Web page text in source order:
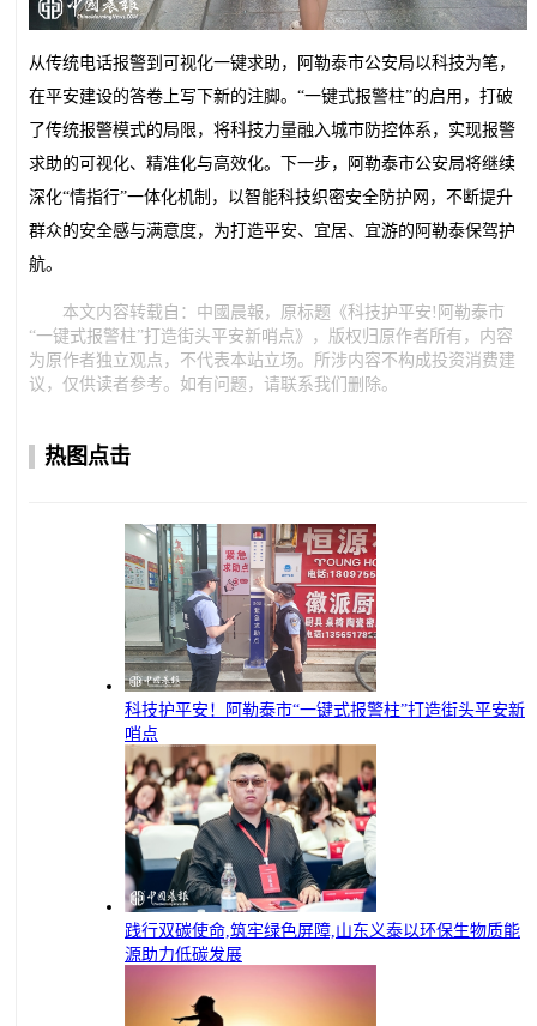
从传统电话报警到可视化一键求助，阿勒泰市公安局以科技为笔，
在平安建设的答卷上写下新的注脚。“一键式报警柱”的启用，打破
了传统报警模式的局限，将科技力量融入城市防控体系，实现报警
求助的可视化、精准化与高效化。下一步，阿勒泰市公安局将继续
深化“情指行”一体化机制，以智能科技织密安全防护网，不断提升
群众的安全感与满意度，为打造平安、宜居、宜游的阿勒泰保驾护
航。
本文内容转载自：中國晨報，原标题《科技护平安!阿勒泰市
“一键式报警柱”打造街头平安新哨点》，版权归原作者所有，内容
为原作者独立观点，不代表本站立场。所涉内容不构成投资消费建
议，仅供读者参考。如有问题，请联系我们删除。
热图点击
科技护平安！阿勒泰市“一键式报警柱”打造街头平安新
哨点
践行双碳使命,筑牢绿色屏障,山东义泰以环保生物质能
源助力低碳发展